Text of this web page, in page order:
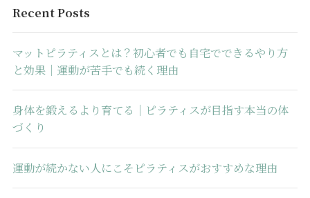
Recent Posts
マットピラティスとは？初心者でも自宅でできるやり方
と効果｜運動が苦手でも続く理由
身体を鍛えるより育てる｜ピラティスが目指す本当の体
づくり
運動が続かない人にこそピラティスがおすすめな理由